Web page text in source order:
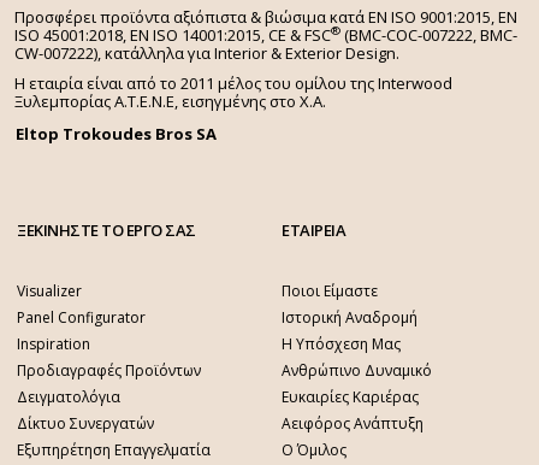
Προσφέρει προϊόντα αξιόπιστα & βιώσιμα κατά EN ISO 9001:2015, EN
ISO 45001:2018, EN ISO 14001:2015,CE & FSC® (BMC-COC-007222, BMC-
CW-007222), κατάλληλα για Interior & Exterior Design.
Η εταιρία είναι από το 2011 μέλος του ομίλου της Interwood
Ξυλεμπορίας Α.Τ.Ε.Ν.Ε, εισηγμένης στο Χ.A.
Eltop Trokoudes Bros SA
ΞΕΚΙΝΗΣΤΕ ΤΟ ΕΡΓΟ ΣΑΣ
Visualizer
Panel Configurator
Inspiration
Προδιαγραφές Προϊόντων
Δειγματολόγια
Δίκτυο Συνεργατών
Εξυπηρέτηση Επαγγελματία
ΕΤΑΙΡΕΙΑ
Ποιοι Είμαστε
Ιστορική Αναδρομή
Η Υπόσχεση Μας
Ανθρώπινο Δυναμικό
Ευκαιρίες Καριέρας
Αειφόρος Ανάπτυξη
Ο Όμιλος